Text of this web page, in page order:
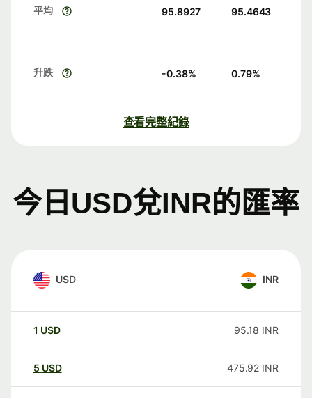
平均 95.8927 95.4643
升跌 -0.38% 0.79%
查看完整紀錄
今日USD兌INR的匯率
USD INR
1 USD 95.18 INR
5 USD 475.92 INR